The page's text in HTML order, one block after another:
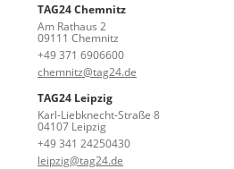
TAG24 Chemnitz
Am Rathaus 2
09111 Chemnitz
+49 371 6906600
chemnitz@tag24.de
TAG24 Leipzig
Karl-Liebknecht-Straße 8
04107 Leipzig
+49 341 24250430
leipzig@tag24.de